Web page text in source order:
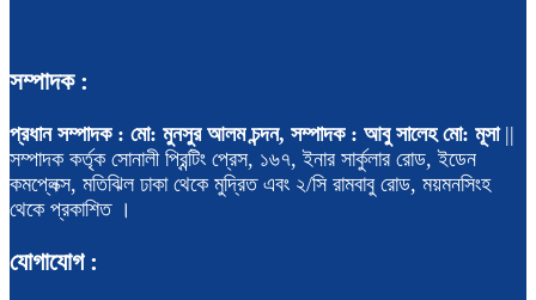
সম্পাদক :
প্রধান সম্পাদক : মো: মুনসুর আলম চন্দন, সম্পাদক : আবু সালেহ মো: মূসা||
সম্পাদক কর্তৃক সোনালী প্রিন্টিং প্রেস, ১৬৭, ইনার সার্কুলার রোড, ইডেন
কমপ্লেক্স, মতিঝিল ঢাকা থেকে মুদ্রিত এবং ২/সি রামবাবু রোড, ময়মনসিংহ
থেকে প্রকাশিত ।
যোগাযোগ :